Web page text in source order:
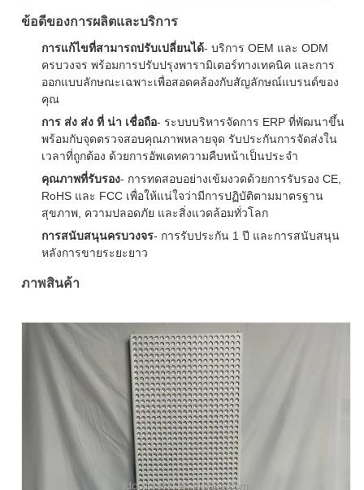
ข้อดีของการผลิตและบริการ
การแก้ไขที่สามารถปรับเปลี่ยนได้- บริการ OEM และ ODM
ครบวงจร พร้อมการปรับปรุงพารามิเตอร์ทางเทคนิค และการ
ออกแบบลักษณะเฉพาะเพื่อสอดคล้องกับสัญลักษณ์แบรนด์ของ
คุณ
การ ส่ง ส่ง ที่ น่า เชื่อถือ- ระบบบริหารจัดการ ERP ที่พัฒนาขึ้น
พร้อมกับจุดตรวจสอบคุณภาพหลายจุด รับประกันการจัดส่งใน
เวลาที่ถูกต้อง ด้วยการอัพเดทความคืบหน้าเป็นประจํา
คุณภาพที่รับรอง- การทดสอบอย่างเข้มงวดด้วยการรับรอง CE,
RoHS และ FCC เพื่อให้แน่ใจว่ามีการปฏิบัติตามมาตรฐาน
สุขภาพ, ความปลอดภัย และสิ่งแวดล้อมทั่วโลก
การสนับสนุนครบวงจร- การรับประกัน 1 ปี และการสนับสนุน
หลังการขายระยะยาว
ภาพสินค้า